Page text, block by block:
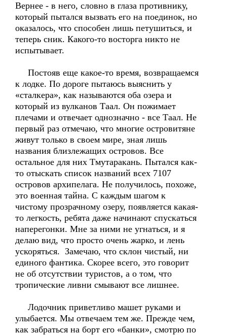
Вернее - в него, словно в глаза противнику,
который пытался вызвать его на поединок, но
оказалось, что способен лишь петушиться, и
теперь сник. Какого-то восторга никто не
испытывает.
Постояв еще какое-то время, возвращаемся
к лодке. По дороге пытаюсь выяснить у
«сталкера», как называются оба озера и
который из вулканов Таал. Он пожимает
плечами и отвечает однозначно - все Таал. Не
первый раз отмечаю, что многие островитяне
живут только в своем мире, зная лишь
названия близлежащих островов. Все
остальное для них Тмутаракань. Пытался как-
то отыскать список названий всех 7107
островов архипелага. Не получилось, похоже,
это военная тайна. С каждым шагом к
чистому прозрачному озеру, появляется какая-
то легкость, ребята даже начинают спускаться
наперегонки. Мне за ними не угнаться, и я
делаю вид, что просто очень жарко, и лень
ускоряться. Замечаю, что склон чистый, ни
единого фантика. Скорее всего, это говорит
не об отсутствии туристов, а о том, что
тропические ливни смывают все лишнее.
Лодочник приветливо машет руками и
улыбается. Мы отвечаем тем же. Прежде чем,
как забраться на борт его «банки», смотрю по